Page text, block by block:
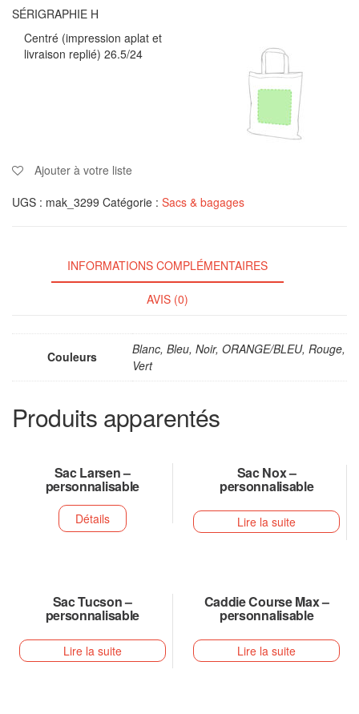
SÉRIGRAPHIE H
Centré (impression aplat et
livraison replié) 26.5/24
Ajouter à votre liste
UGS : mak_3299 Catégorie : Sacs & bagages
INFORMATIONS COMPLÉMENTAIRES
AVIS (0)
Couleurs
Blanc, Bleu, Noir, ORANGE/BLEU, Rouge,
Vert
Produits apparentés
Sac Larsen –
personnalisable
Détails
Sac Nox –
personnalisable
Lire la suite
Sac Tucson –
personnalisable
Lire la suite
Caddie Course Max –
personnalisable
Lire la suite